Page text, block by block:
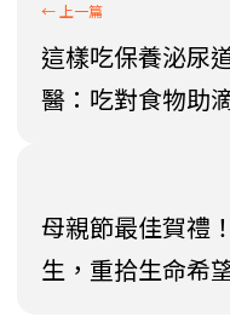
這樣吃保養泌尿
醫：吃對食物助
母親節最佳賀禮
生，重拾生命希